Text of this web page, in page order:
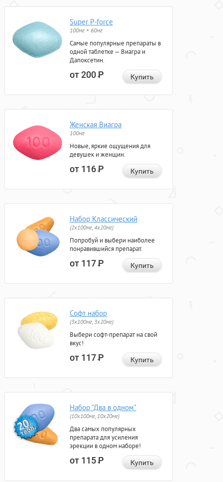
Super P-force
100мг + 60мг
Самые популярные препараты в
одной таблетке — Виагра и
Дапоксетин.
от 200Р Купить
Женская Виагра
100мг
Новые, яркие ощущения для
девушек и женщин.
от 116Р Купить
Набор Классический
(2x100мг, 4x20мг)
Попробуй и выбери наиболее
понравившийся препарат.
от 117Р Купить
Софт набор
(3x100мг, 3x20мг)
Выбери софт-препарат на свой
вкус!
от 117Р Купить
Набор "Два в одном"
(10x100мг, 10x20мг)
Два самых популярных
препарата для усиления
эрекции в одном наборе!
от 115Р Купить